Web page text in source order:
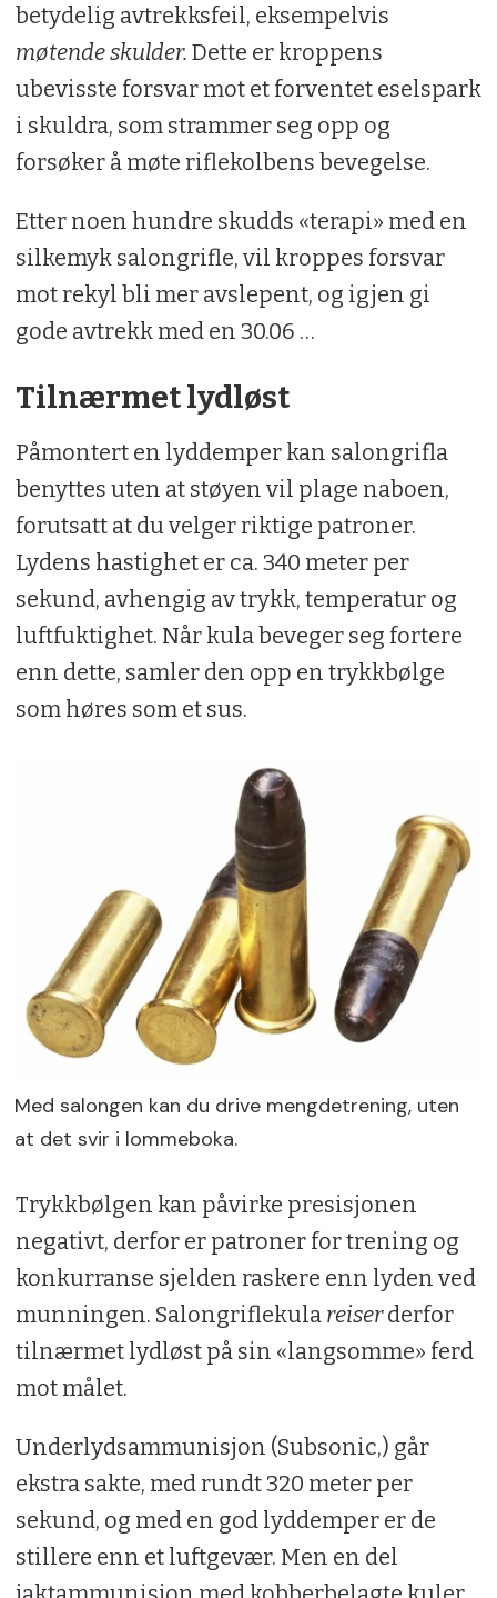
betydelig avtrekksfeil, eksempelvis
møtende skulder. Dette er kroppens
ubevisste forsvar mot et forventet eselspark
i skuldra, som strammer seg opp og
forsøker å møte riflekolbens bevegelse.
Etter noen hundre skudds «terapi» med en
silkemyk salongrifle, vil kroppes forsvar
mot rekyl bli mer avslepent, og igjen gi
gode avtrekk med en 30.06 …
Tilnærmet lydløst
Påmontert en lyddemper kan salongrifla
benyttes uten at støyen vil plage naboen,
forutsatt at du velger riktige patroner.
Lydens hastighet er ca. 340 meter per
sekund, avhengig av trykk, temperatur og
luftfuktighet. Når kula beveger seg fortere
enn dette, samler den opp en trykkbølge
som høres som et sus.
Med salongen kan du drive mengdetrening, uten
at det svir i lommeboka.
Trykkbølgen kan påvirke presisjonen
negativt, derfor er patroner for trening og
konkurranse sjelden raskere enn lyden ved
munningen. Salongriflekula reiserderfor
tilnærmet lydløst på sin «langsomme» ferd
mot målet.
Underlydsammunisjon (Subsonic,) går
ekstra sakte, med rundt 320 meter per
sekund, og med en god lyddemper er de
stillere enn et luftgevær. Men en del